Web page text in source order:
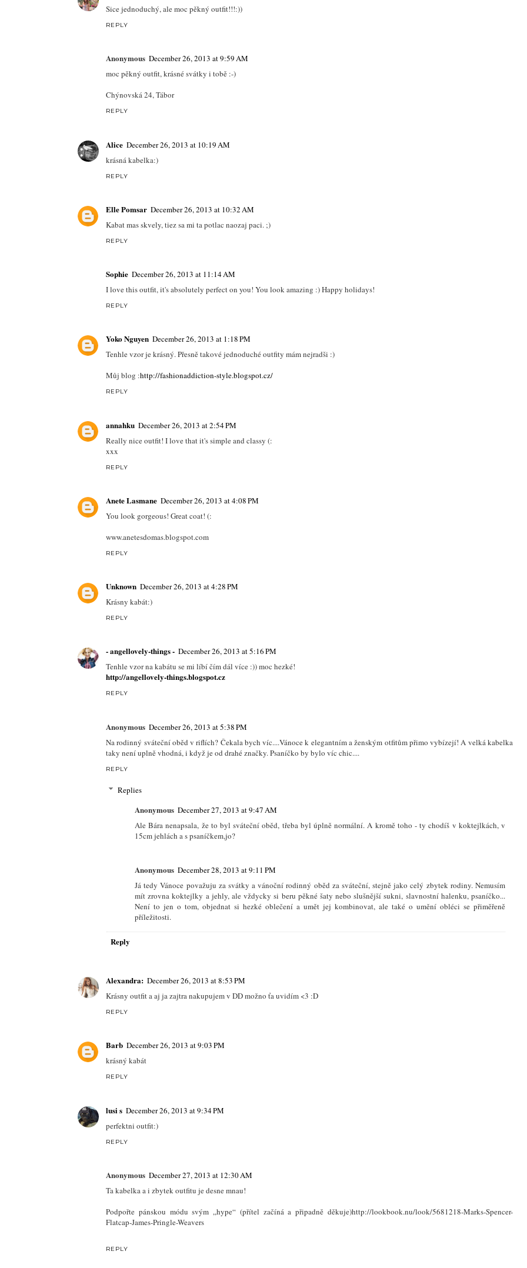
Sice jednoduchý, ale moc pěkný outfit!!!:))
REPLY
Anonymous December 26, 2013 at 9:59 AM
moc pěkný outfit, krásné svátky i tobě :-)
Chýnovská 24, Tábor
REPLY
Alice December 26, 2013 at 10:19 AM
krásná kabelka:)
REPLY
Elle Pomsar December 26, 2013 at 10:32 AM
Kabat mas skvely, tiez sa mi ta potlac naozaj paci. ;)
REPLY
Sophie December 26, 2013 at 11:14 AM
I love this outfit, it's absolutely perfect on you! You look amazing :) Happy holidays!
REPLY
Yoko Nguyen December 26, 2013 at 1:18 PM
Tenhle vzor je krásný. Přesně takové jednoduché outfity mám nejradši :)
Můj blog :http://fashionaddiction-style.blogspot.cz/
REPLY
annahku December 26, 2013 at 2:54 PM
Really nice outfit! I love that it's simple and classy (:
xxx
REPLY
Anete Lasmane December 26, 2013 at 4:08 PM
You look gorgeous! Great coat! (:
www.anetesdomas.blogspot.com
REPLY
Unknown December 26, 2013 at 4:28 PM
Krásny kabát:)
REPLY
- angellovely-things - December 26, 2013 at 5:16 PM
Tenhle vzor na kabátu se mi líbí čím dál více :)) moc hezké!
http://angellovely-things.blogspot.cz
REPLY
Anonymous December 26, 2013 at 5:38 PM
Na rodinný sváteční oběd v riflích? Čekala bych víc....Vánoce k elegantním a ženským otfitům přimo vybízejí! A velká kabelka
taky není uplně vhodná, i když je od drahé značky. Psaníčko by bylo víc chic....
REPLY
Replies
Anonymous December 27, 2013 at 9:47 AM
Ale Bára nenapsala, že to byl sváteční oběd, třeba byl úplně normální. A kromě toho - ty chodíš v koktejlkách, v
15cm jehlách a s psaníčkem,jo?
Anonymous December 28, 2013 at 9:11 PM
Já tedy Vánoce považuju za svátky a vánoční rodinný oběd za sváteční, stejně jako celý zbytek rodiny. Nemusím
mít zrovna koktejlky a jehly, ale vždycky si beru pěkné šaty nebo slušnější sukni, slavnostní halenku, psaníčko...
Není to jen o tom, objednat si hezké oblečení a umět jej kombinovat, ale také o umění obléci se přiměřeně
příležitosti.
Reply
Alexandra: December 26, 2013 at 8:53 PM
Krásny outfit a aj ja zajtra nakupujem v DD možno ťa uvidím <3 :D
REPLY
Barb December 26, 2013 at 9:03 PM
krásný kabát
REPLY
lusi s December 26, 2013 at 9:34 PM
perfektni outfit:)
REPLY
Anonymous December 27, 2013 at 12:30 AM
Ta kabelka a i zbytek outfitu je desne mnau!
Podpořte pánskou módu svým „hype“ (přítel začíná a připadně děkuje)http://lookbook.nu/look/5681218-Marks-Spencer-
Flatcap-James-Pringle-Weavers
REPLY